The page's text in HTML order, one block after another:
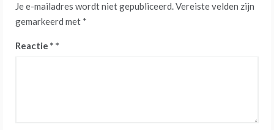
Je e-mailadres wordt niet gepubliceerd.Vereiste velden zijn
gemarkeerd met *
Reactie *